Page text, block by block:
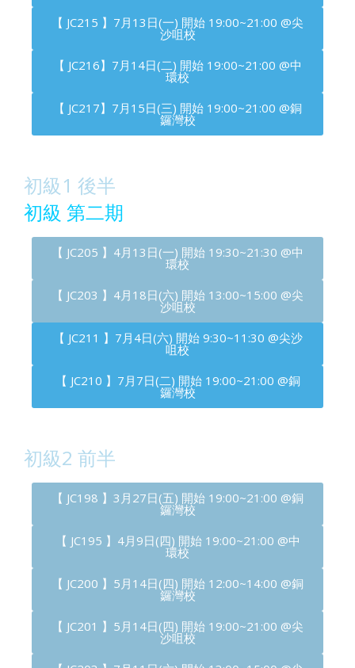
【 JC215 】7月13日(一) 開始 19:00~21:00 @尖
沙咀校
【 JC216】7月14日(二) 開始 19:00~21:00 @中
環校
【 JC217】7月15日(三) 開始 19:00~21:00 @銅
鑼灣校
初級1 後半
初級 第二期
【 JC205 】4月13日(一) 開始 19:30~21:30 @中
環校
【 JC203 】4月18日(六) 開始 13:00~15:00 @尖
沙咀校
【 JC211 】7月4日(六) 開始 9:30~11:30 @尖沙
咀校
【 JC210 】7月7日(二) 開始 19:00~21:00 @銅
鑼灣校
初級2 前半
【 JC198 】3月27日(五) 開始 19:00~21:00 @銅
鑼灣校
【 JC195 】4月9日(四) 開始 19:00~21:00 @中
環校
【 JC200 】5月14日(四) 開始 12:00~14:00 @銅
鑼灣校
【 JC201 】5月14日(四) 開始 19:00~21:00 @尖
沙咀校